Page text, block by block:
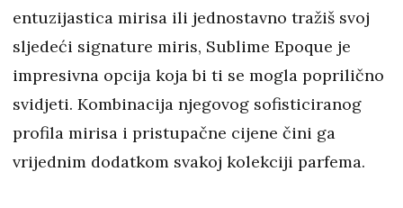
entuzijastica mirisa ili jednostavno tražiš svoj
sljedeći signature miris, Sublime Epoque je
impresivna opcija koja bi ti se mogla poprilično
svidjeti. Kombinacija njegovog sofisticiranog
profila mirisa i pristupačne cijene čini ga
vrijednim dodatkom svakoj kolekciji parfema.